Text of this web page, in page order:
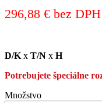
296,88 € bez DPH
D/K x T/N x H
Potrebujete špeciálne
Množstvo